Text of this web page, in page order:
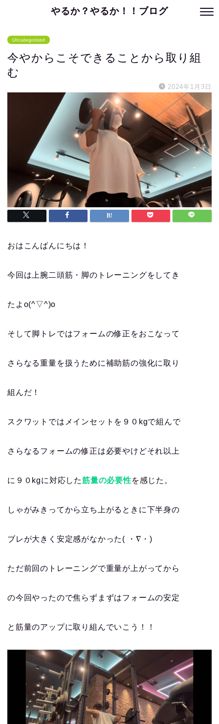
やるか？やるか！！ブログ
Uncategorized
今やからこそできることから取り組
む
2024年1月3日
おはこんばんにちは！
今回は上腕二頭筋・脚のトレーニングをしてき
たよo(^▽^)o
そして脚トレではフォームの修正をおこなって
さらなる重量を扱うために補助筋の強化に取り
組んだ！
スクワットではメインセットを９０kgで組んで
さらなるフォームの修正は必要やけどそれ以上
に９０kgに対応した筋量の必要性を感じた。
しゃがみきってから立ち上がるときに下半身の
ブレが大きく安定感がなかった( ・∇・)
ただ前回のトレーニングで重量が上がってから
の今回やったので焦らずまずはフォームの安定
と筋量のアップに取り組んでいこう！！